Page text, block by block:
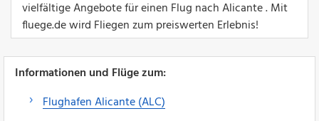
vielfältige Angebote für einen Flug nach Alicante . Mit
fluege.de wird Fliegen zum preiswerten Erlebnis!
Informationen und Flüge zum:
Flughafen Alicante (ALC)